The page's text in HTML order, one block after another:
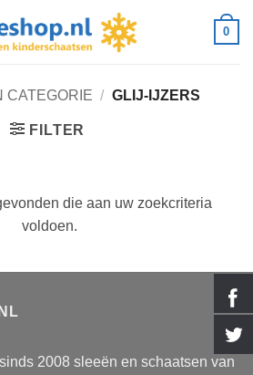
0
CATEGORIE / GLIJ-IJZERS
FILTER
die aan uw zoekcriteria
voldoen.
2008 sleeën en schaatsen van